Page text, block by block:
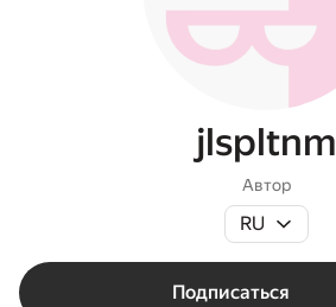
jlspltnm
Автор
RU
Подписаться